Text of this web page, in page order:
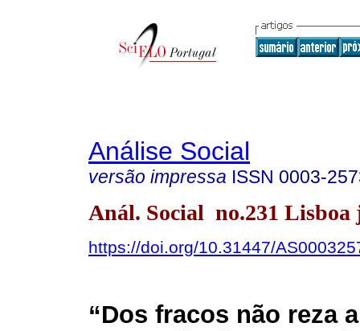
Análise Social
versão impressa ISSN 0003-
Anál. Social no.231 Lisboa
https://doi.org/10.31447/
“Dos fracos não reza